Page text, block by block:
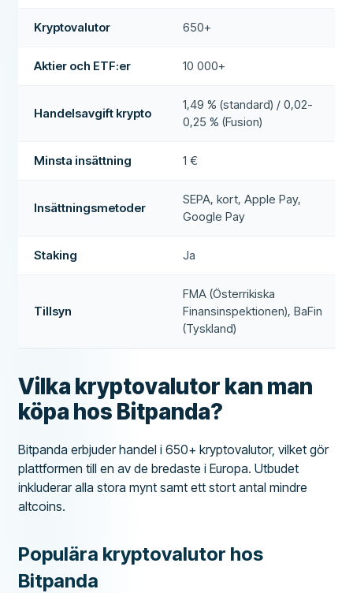
Kryptovalutor 650+
Aktier och ETF:er 10 000+
Handelsavgift krypto
1,49 % (standard) / 0,02-
0,25 % (Fusion)
Minsta insättning 1 €
Insättningsmetoder
SEPA, kort, Apple Pay,
Google Pay
Staking Ja
Tillsyn
FMA (Österrikiska
Finansinspektionen), BaFin
(Tyskland)
Vilka kryptovalutor kan man
köpa hos Bitpanda?
Bitpanda erbjuder handel i 650+ kryptovalutor, vilket gör
plattformen till en av de bredaste i Europa. Utbudet
inkluderar alla stora mynt samt ett stort antal mindre
altcoins.
Populära kryptovalutor hos
Bitpanda